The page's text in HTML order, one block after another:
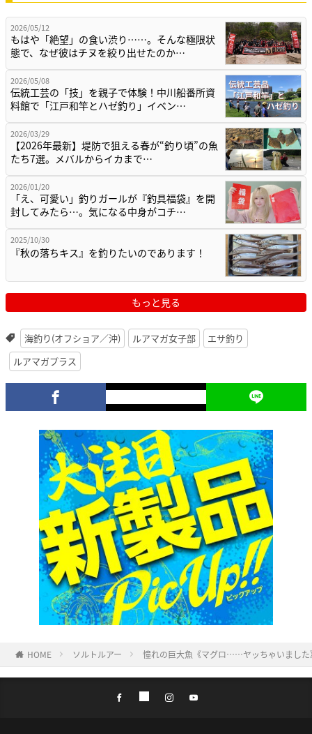
2026/05/12
もはや「絶望」の食い渋り……。そんな極限状
態で、なぜ彼はチヌを絞り出せたのか…
2026/05/08
伝統工芸の「技」を親子で体験！中川船番所資
料館で「江戸和竿とハゼ釣り」イベン…
2026/03/29
【2026年最新】堤防で狙える春が“釣り頃”の魚
たち7選。メバルからイカまで…
2026/01/20
「え、可愛い」釣りガールが『釣具福袋』を開
封してみたら…。気になる中身がコチ…
2025/10/30
『秋の落ちキス』を釣りたいのであります！
もっと見る
海釣り(オフショア／沖) ルアマガ女子部
エサ釣り
ルアマガプラス
HOME ソルトルアー 憧れの巨大魚《マグロ……ヤッちゃいました